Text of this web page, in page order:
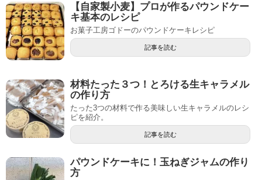
【自家製小麦】プロが作るパウンドケー
キ基本のレシピ
お菓子工房ゴドーのパウンドケーキレシピ
記事を読む
材料たった３つ！とろける生キャラメル
の作り方
たった3つの材料で作る美味しい生キャラメルのレシ
ピを紹介。
記事を読む
パウンドケーキに！玉ねぎジャムの作り
方